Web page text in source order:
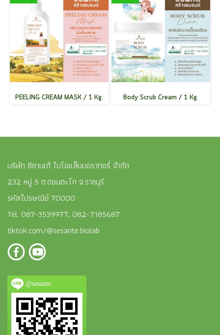
PEELING CREAM MASK / 1 Kg. Body Scrub Cream / 1 Kg.
บริษัท ซีซานเต้ ไบโอแล็บบอราทอรี่ จำกัด
232 หมู่ 5 ต.ดอนตะโก จ.ราชบุรี
รหัสไปรษณีย์ 70000
Tel. 087-3539977, 082-7185687
tiktok.com/@sesante.biolab
@sesante